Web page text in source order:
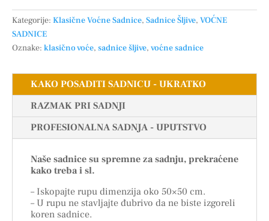
Kategorije: Klasične Voćne Sadnice, Sadnice Šljive, VOĆNE
SADNICE
Oznake: klasično voće, sadnice šljive, voćne sadnice
KAKO POSADITI SADNICU - UKRATKO
RAZMAK PRI SADNJI
PROFESIONALNA SADNJA - UPUTSTVO
Naše sadnice su spremne za sadnju, prekraćene
kako treba i sl.
– Iskopajte rupu dimenzija oko 50×50 cm.
– U rupu ne stavljajte đubrivo da ne biste izgoreli
koren sadnice.